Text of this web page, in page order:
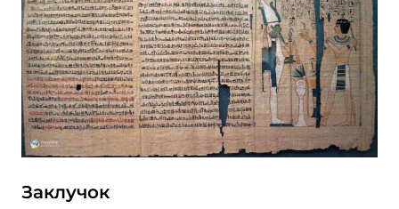
Заклучок